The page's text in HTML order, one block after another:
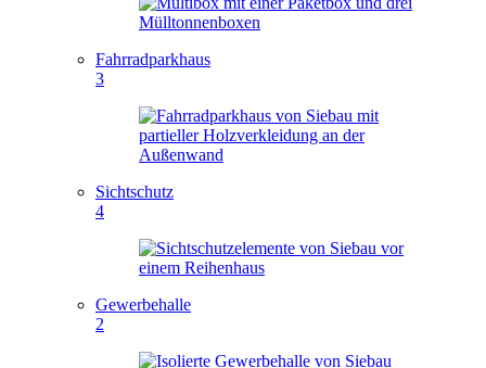
Fahrradparkhaus
3
Sichtschutz
4
Gewerbehalle
2